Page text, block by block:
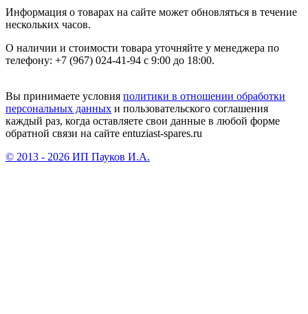
Информация о товарах на сайте может обновляться в течение
нескольких часов.
О наличии и стоимости товара уточняйте у менеджера по
телефону: +7 (967) 024-41-94 с 9:00 до 18:00.
Вы принимаете условия политики в отношении обработки
персональных данных и пользовательского соглашения
каждый раз, когда оставляете свои данные в любой форме
обратной связи на сайте entuziast-spares.ru
© 2013 - 2026 ИП Пауков И.А.